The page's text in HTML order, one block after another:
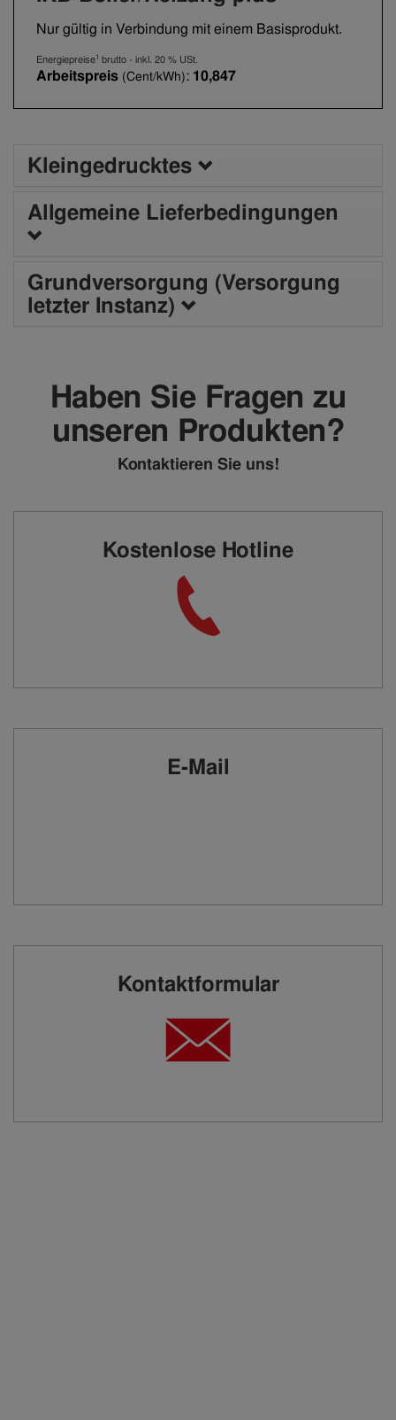
Nur gültig in Verbindung mit einem Basisprodukt.
Energiepreise1 brutto - inkl. 20 % USt.
Arbeitspreis (Cent/kWh): 10,847
Kleingedrucktes
Allgemeine Lieferbedingungen
Grundversorgung (Versorgung
letzter Instanz)
Haben Sie Fragen zu
unseren Produkten?
Kontaktieren Sie uns!
Kostenlose Hotline
E-Mail
Kontaktformular